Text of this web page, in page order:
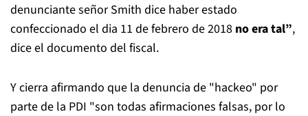
denunciante señor Smith dice haber estado
confeccionado el dia 11 de febrero de 2018 no era tal”,
dice el documento del fiscal.
Y cierra afirmando que la denuncia de "hackeo" por
parte de la PDI "son todas afirmaciones falsas, por lo